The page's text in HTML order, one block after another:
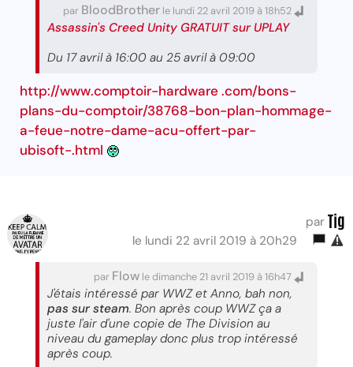
par BloodBrother le lundi 22 avril 2019 à 18h52
Assassin's Creed Unity GRATUIT sur UPLAY
Du 17 avril à 16:00 au 25 avril à 09:00
http://www.comptoir-hardware .com/bons-
plans-du-comptoir/38768-bon-plan-hommage-
a-feue-notre-dame-acu-offert-par-
ubisoft-.html
par Tig
le lundi 22 avril 2019 à 20h29
par Flow le dimanche 21 avril 2019 à 16h47
J'étais intéressé par WWZ et Anno, bah non,
pas sur steam. Bon après coup WWZ ça a
juste l'air d'une copie de The Division au
niveau du gameplay donc plus trop intéressé
après coup.